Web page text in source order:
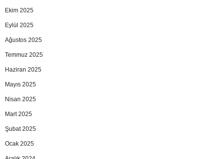
Ekim 2025
Eylül 2025
Ağustos 2025
Temmuz 2025
Haziran 2025
Mayıs 2025
Nisan 2025
Mart 2025
Şubat 2025
Ocak 2025